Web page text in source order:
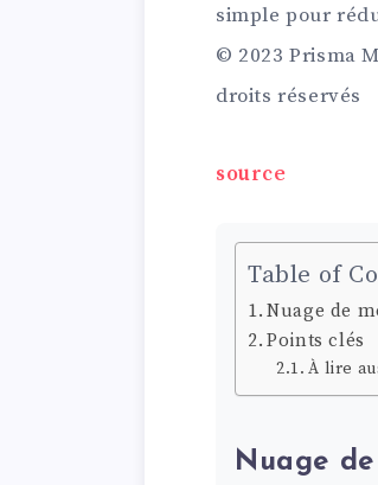
simple pour
© 2023 Prisma
droits réservés
source
Table of
Nuage de
Points clés
À lire
Nuage